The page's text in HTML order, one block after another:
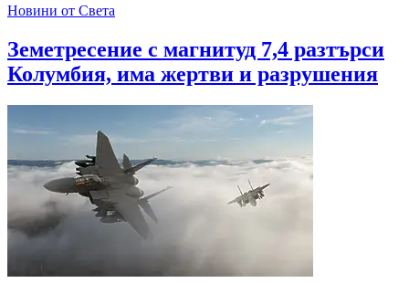
Новини от Света
Земетресение с магнитуд 7,4 разтърси
Колумбия, има жертви и разрушения